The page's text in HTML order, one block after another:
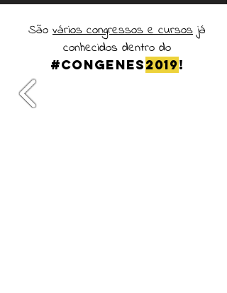
São vários congressos e cursosjá
conhecidos dentro do
#CONGENES2019!